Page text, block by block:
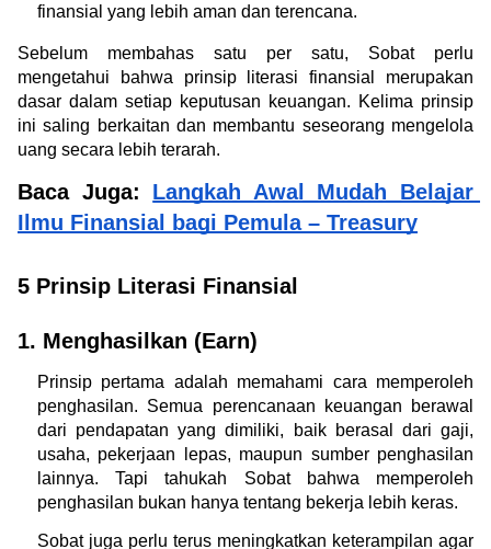
finansial yang lebih aman dan terencana.
Sebelum membahas satu per satu, Sobat perlu
mengetahui bahwa prinsip literasi finansial merupakan
dasar dalam setiap keputusan keuangan. Kelima prinsip
ini saling berkaitan dan membantu seseorang mengelola
uang secara lebih terarah.
Baca Juga: Langkah Awal Mudah Belajar
Ilmu Finansial bagi Pemula – Treasury
5 Prinsip Literasi Finansial
1. Menghasilkan (Earn)
Prinsip pertama adalah memahami cara memperoleh
penghasilan. Semua perencanaan keuangan berawal
dari pendapatan yang dimiliki, baik berasal dari gaji,
usaha, pekerjaan lepas, maupun sumber penghasilan
lainnya. Tapi tahukah Sobat bahwa memperoleh
penghasilan bukan hanya tentang bekerja lebih keras.
Sobat juga perlu terus meningkatkan keterampilan agar